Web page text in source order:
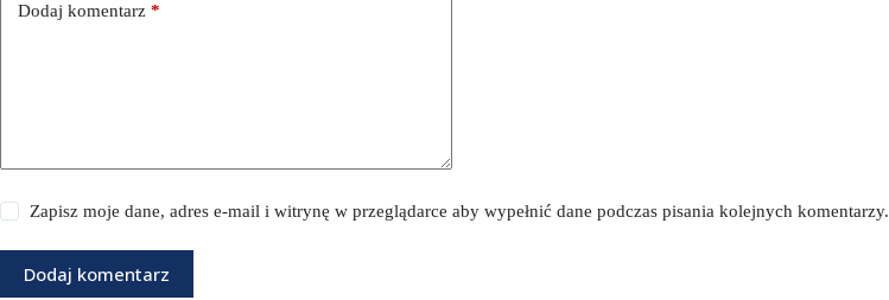
Dodaj komentarz *
Zapisz moje dane, adres e-mail i witrynę w przeglądarce aby wypełnić dane podczas pisania kolejnych komentarzy.
Dodaj komentarz